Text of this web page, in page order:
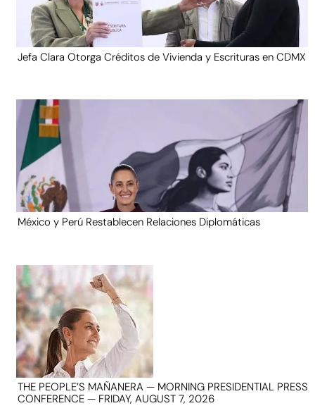
Jefa Clara Otorga Créditos de Vivienda y Escrituras en CDMX
México y Perú Restablecen Relaciones Diplomáticas
THE PEOPLE’S MAÑANERA — MORNING PRESIDENTIAL PRESS
CONFERENCE — FRIDAY, AUGUST 7, 2026